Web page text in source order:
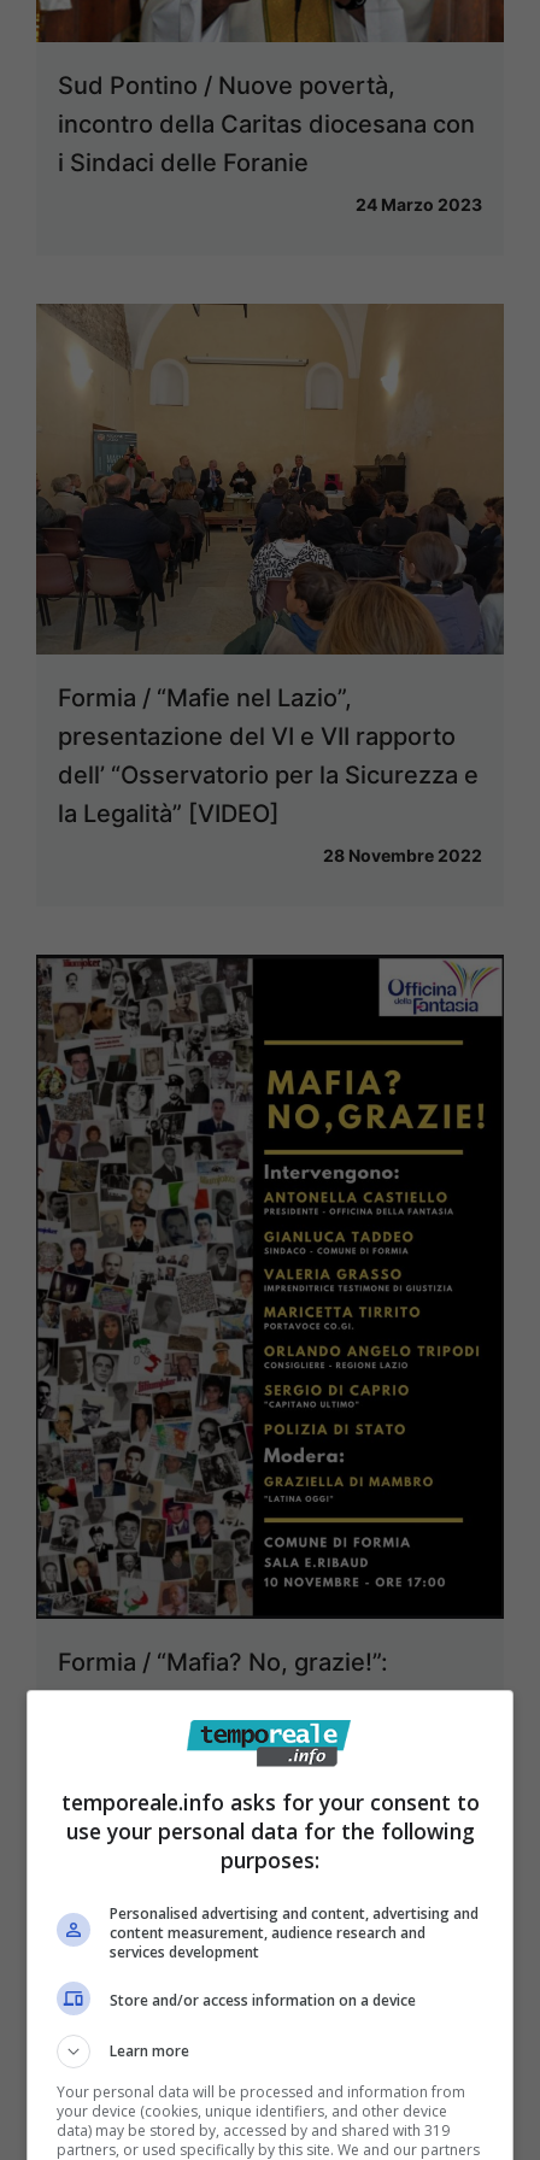
Sud Pontino / Nuove povertà,
incontro della Caritas diocesana con
i Sindaci delle Foranie
24 Marzo 2023
Formia / “Mafie nel Lazio”,
presentazione del VI e VII rapporto
dell’ “Osservatorio per la Sicurezza e
la Legalità” [VIDEO]
28 Novembre 2022
Formia / “Mafia? No, grazie!”:
convegno in Comune, tra gli ospiti il
Capitano Ultimo e il Questore Tocco
temporeale.info asks for your consent to
use your personal data for the following
purposes:
Personalised advertising and content, advertising and
content measurement, audience research and
services development
Store and/or access information on a device
Learn more
Your personal data will be processed and information from
your device (cookies, unique identifiers, and other device
data) may be stored by, accessed by and shared with 319
partners, or used specifically by this site. We and our partners